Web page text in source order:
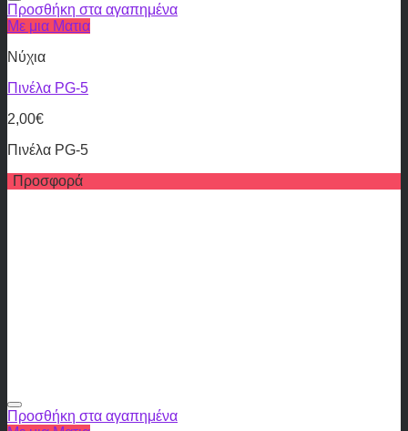
Προσθήκη στα αγαπημένα
Με μια Ματια
Νύχια
Πινέλα PG-5
2,00€
Πινέλα PG-5
Προσφορά
Προσθήκη στα αγαπημένα